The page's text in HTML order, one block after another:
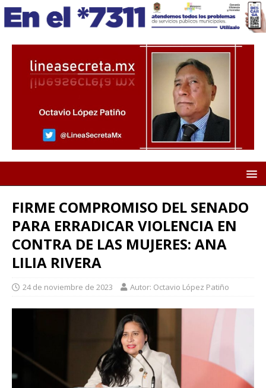
FIRME COMPROMISO DEL SENADO
PARA ERRADICAR VIOLENCIA EN
CONTRA DE LAS MUJERES: ANA
LILIA RIVERA
24 de noviembre de 2023 Autor: Octavio López Patiño